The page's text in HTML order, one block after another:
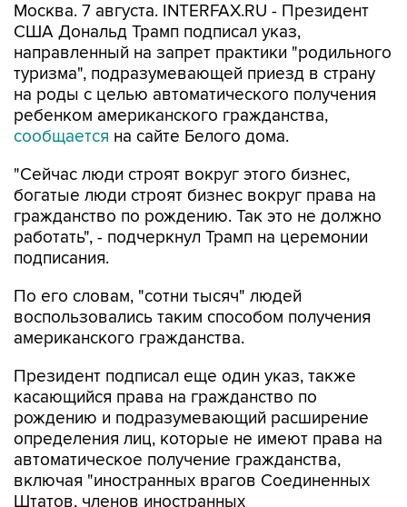
Москва. 7 августа. INTERFAX.RU - Президент
США Дональд Трамп подписал указ,
направленный на запрет практики "родильного
туризма", подразумевающей приезд в страну
на роды с целью автоматического получения
ребенком американского гражданства,
сообщается на сайте Белого дома.
"Сейчас люди строят вокруг этого бизнес,
богатые люди строят бизнес вокруг права на
гражданство по рождению. Так это не должно
работать", - подчеркнул Трамп на церемонии
подписания.
По его словам, "сотни тысяч" людей
воспользовались таким способом получения
американского гражданства.
Президент подписал еще один указ, также
касающийся права на гражданство по
рождению и подразумевающий расширение
определения лиц, которые не имеют права на
автоматическое получение гражданства,
включая "иностранных врагов Соединенных
Штатов, членов иностранных